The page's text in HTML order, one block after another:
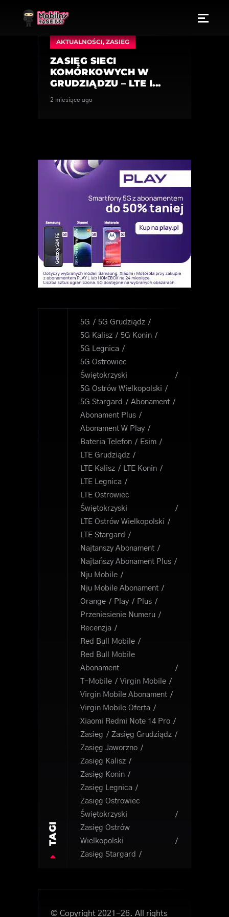
AKTUALNOŚCI,ZASIEG
ZASIĘG SIECI
KOMÓRKOWYCH W
GRUDZIĄDZU – LTE I...
2 miesiące ago
TAGI
5G
5G Grudziądz
5G Kalisz
5G Konin
5G Legnica
5G Ostrowiec
Świętokrzyski
5G Ostrów Wielkopolski
5G Stargard
Abonament
Abonament Plus
Abonament W Play
Bateria Telefon
Esim
LTE Grudziądz
LTE Kalisz
LTE Konin
LTE Legnica
LTE Ostrowiec
Świętokrzyski
LTE Ostrów Wielkopolski
LTE Stargard
Najtanszy Abonament
Najtańszy Abonament Plus
Nju Mobile
Nju Mobile Abonament
Orange
Play
Plus
Przeniesienie Numeru
Recenzja
Red Bull Mobile
Red Bull Mobile
Abonament
T-Mobile
Virgin Mobile
Virgin Mobile Abonament
Virgin Mobile Oferta
Xiaomi Redmi Note 14 Pro
Zasieg
Zasięg Grudziądz
Zasięg Jaworzno
Zasięg Kalisz
Zasięg Konin
Zasięg Legnica
Zasięg Ostrowiec
Świętokrzyski
Zasięg Ostrów
Wielkopolski
Zasięg Stargard
© Copyright 2021-26. All rights